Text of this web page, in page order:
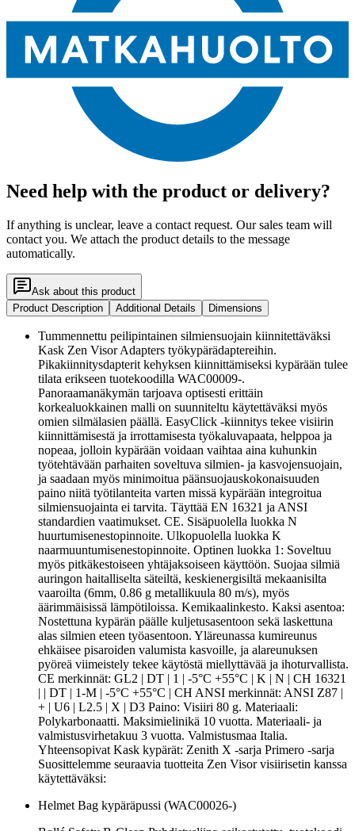
Need help with the product or delivery?
If anything is unclear, leave a contact request. Our sales team will
contact you. We attach the product details to the message
automatically.
Ask about this product
Product Description
Additional Details Dimensions
Tummennettu peilipintainen silmiensuojain kiinnitettäväksi
Kask Zen Visor Adapters työkypärädaptereihin.
Pikakiinnitysdapterit kehyksen kiinnittämiseksi kypärään tulee
tilata erikseen tuotekoodilla WAC00009-.
Panoraamanäkymän tarjoava optisesti erittäin
korkealuokkainen malli on suunniteltu käytettäväksi myös
omien silmälasien päällä. EasyClick -kiinnitys tekee visiirin
kiinnittämisestä ja irrottamisesta työkaluvapaata, helppoa ja
nopeaa, jolloin kypärään voidaan vaihtaa aina kuhunkin
työtehtävään parhaiten soveltuva silmien- ja kasvojensuojain,
ja saadaan myös minimoitua päänsuojauskokonaisuuden
paino niitä työtilanteita varten missä kypärään integroitua
silmiensuojainta ei tarvita. Täyttää EN 16321 ja ANSI
standardien vaatimukset. CE. Sisäpuolella luokka N
huurtumisenestopinnoite. Ulkopuolella luokka K
naarmuuntumisenestopinnoite. Optinen luokka 1: Soveltuu
myös pitkäkestoiseen yhtäjaksoiseen käyttöön. Suojaa silmiä
auringon haitalliselta säteiltä, keskienergisiltä mekaanisilta
vaaroilta (6mm, 0.86 g metallikuula 80 m/s), myös
äärimmäisissä lämpötiloissa. Kemikaalinkesto. Kaksi asentoa:
Nostettuna kypärän päälle kuljetusasentoon sekä laskettuna
alas silmien eteen työasentoon. Yläreunassa kumireunus
ehkäisee pisaroiden valumista kasvoille, ja alareunuksen
pyöreä viimeistely tekee käytöstä miellyttävää ja ihoturvallista.
CE merkinnät: GL2 | DT | 1 | -5°C +55°C | K | N | CH 16321
| | DT | 1-M | -5°C +55°C | CH ANSI merkinnät: ANSI Z87 |
+ | U6 | L2.5 | X | D3 Paino: Visiiri 80 g. Materiaali:
Polykarbonaatti. Maksimielinikä 10 vuotta. Materiaali- ja
valmistusvirhetakuu 3 vuotta. Valmistusmaa Italia.
Yhteensopivat Kask kypärät: Zenith X -sarja Primero -sarja
Suosittelemme seuraavia tuotteita Zen Visor visiirisetin kanssa
käytettäväksi:
Helmet Bag kypäräpussi (WAC00026-)